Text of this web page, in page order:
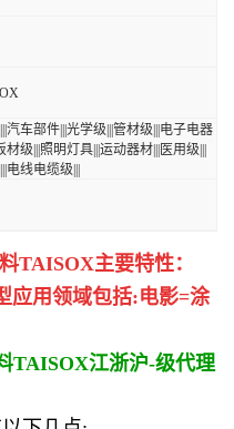
汽车部件|||光学级|||管材级|||电子电器
材级|||照明灯具|||运动器材|||医用级|||
线电缆级|||
TAISOX主要特性：
应用领域包括:电影=涂
TAISOX江浙沪-级代理